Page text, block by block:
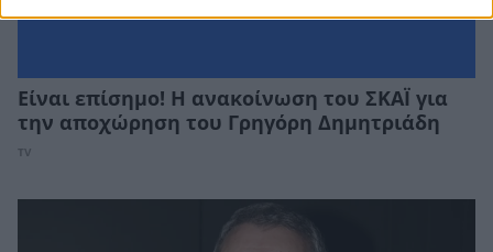
Είναι επίσημο! Η ανακοίνωση του ΣΚΑΪ για
την αποχώρηση του Γρηγόρη Δημητριάδη
TV